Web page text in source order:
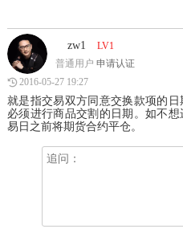
zw1
LV1
普通用户 申请认证
2016-05-27 19:27
就是指交易双方同意交换款项的
必须进行商品交割的日期。如不
易日之前将期货合约平仓。